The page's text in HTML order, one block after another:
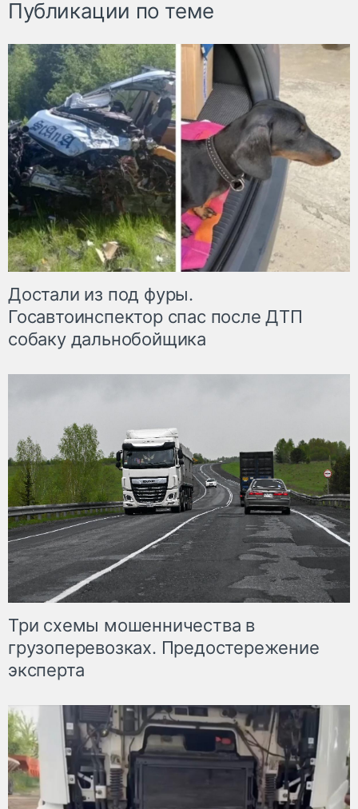
Публикации по теме
Достали из под фуры.
Госавтоинспектор спас после ДТП
собаку дальнобойщика
Три схемы мошенничества в
грузоперевозках. Предостережение
эксперта